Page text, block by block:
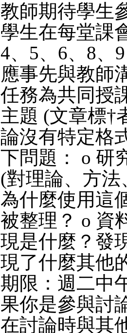
教師期待學生
學生在每堂課
4、5、6、8、
應事先與教師
任務為共同授
主題 (文章標†
論沒有特定格
下問題： o 研
(對理論、方
為什麼使用這
被整理？ o 資
現是什麼？發
現了什麼其他
期限：週二中
果你是參與討
在討論時與其